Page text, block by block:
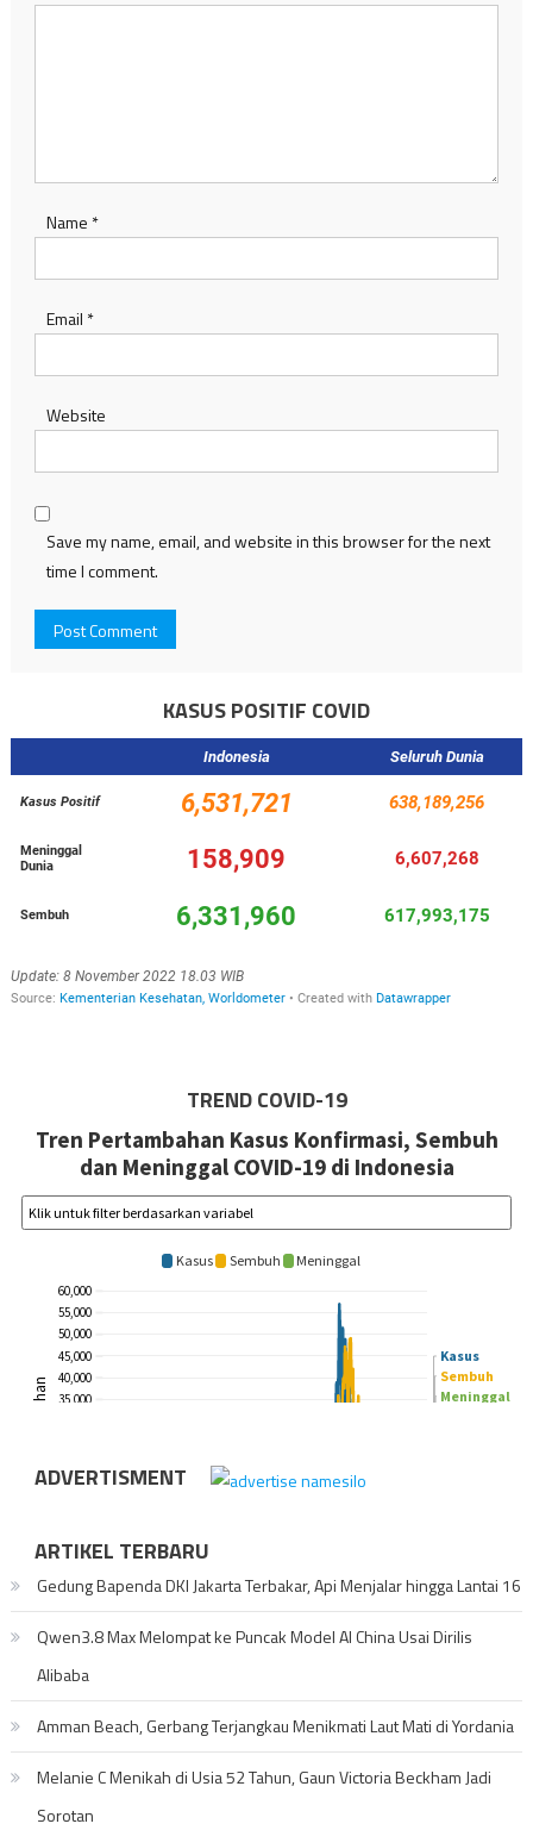
Name *
Email *
Website
Save my name, email, and website in this browser for the next
time I comment.
KASUS POSITIF COVID
TREND COVID-19
ADVERTISMENT
ARTIKEL TERBARU
Gedung Bapenda DKI Jakarta Terbakar, Api Menjalar hingga Lantai 16
Qwen3.8 Max Melompat ke Puncak Model AI China Usai Dirilis
Alibaba
Amman Beach, Gerbang Terjangkau Menikmati Laut Mati di Yordania
Melanie C Menikah di Usia 52 Tahun, Gaun Victoria Beckham Jadi
Sorotan